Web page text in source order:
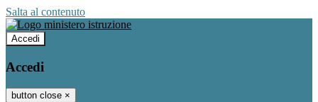
Salta al contenuto
Accedi
Accedi
button close ×